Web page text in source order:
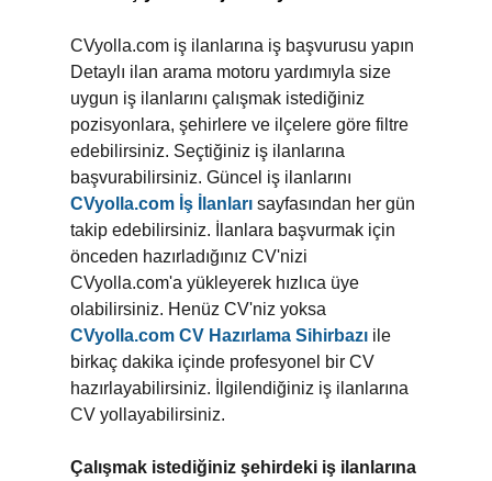
CVyolla.com iş ilanlarına iş başvurusu yapın
Detaylı ilan arama motoru yardımıyla size
uygun iş ilanlarını çalışmak istediğiniz
pozisyonlara, şehirlere ve ilçelere göre filtre
edebilirsiniz. Seçtiğiniz iş ilanlarına
başvurabilirsiniz. Güncel iş ilanlarını
CVyolla.com İş İlanları sayfasından her gün
takip edebilirsiniz. İlanlara başvurmak için
önceden hazırladığınız CV'nizi
CVyolla.com'a yükleyerek hızlıca üye
olabilirsiniz. Henüz CV'niz yoksa
CVyolla.com CV Hazırlama Sihirbazı ile
birkaç dakika içinde profesyonel bir CV
hazırlayabilirsiniz. İlgilendiğiniz iş ilanlarına
CV yollayabilirsiniz.
Çalışmak istediğiniz şehirdeki iş ilanlarına